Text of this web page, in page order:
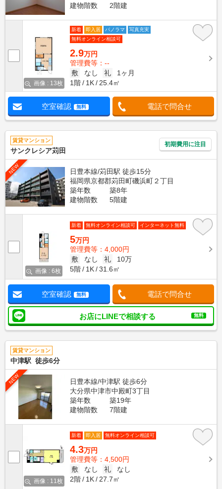
建物階数
2階建
画像 : 13枚
新着 即入居 パノラマ
写真充実
無料オンライン相談可
2.9万円
管理費等：--
敷
なし 礼
1ヶ月
1階
1K 25.4㎡
空室確認 無料 電話で問合せ
賃貸マンション
サンクレシア苅田
初期費用に注目
NEW
日豊本線/苅田駅 徒歩15分
福岡県京都郡苅田町磯浜町２丁目
築年数
築8年
建物階数
5階建
画像 : 6枚
新着 無料オンライン相談可 インターネット無料
5万円
管理費等：4,000円
敷
なし 礼
10万
5階
1K 31.6㎡
空室確認 無料 電話で問合せ
お店にLINEで相談する 無料
賃貸マンション
中津駅 徒歩6分
NEW
日豊本線/中津駅 徒歩6分
大分県中津市中殿町3丁目
築年数
築19年
建物階数
7階建
画像 : 11枚
新着 即入居 無料オンライン相談可
4.3万円
管理費等：4,500円
敷
なし 礼
なし
2階
1K 27.7㎡